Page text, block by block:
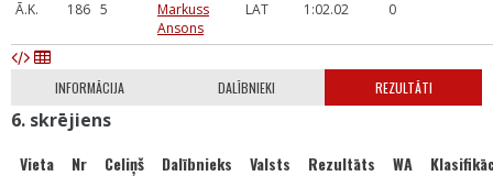
Ā.K. 186 5
Markuss
Ansons
LAT 1:02.02 0
INFORMĀCIJA DALĪBNIEKI REZULTĀTI
6. skrējiens
Vieta Nr Celiņš Dalībnieks Valsts Rezultāts WA